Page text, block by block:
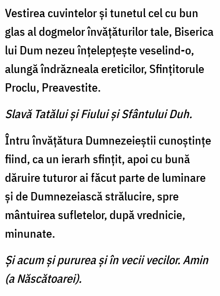
Vestirea cuvintelor şi tunetul cel cu bun
glas al dogmelor învăţăturilor tale, Biserica
lui Dum nezeu înţelepţeşte veselind-o,
alungă îndrăzneala ereticilor, Sfinţitorule
Proclu, Preavestite.
Slavă Tatălui şi Fiului şi Sfântului Duh.
Întru învăţătura Dumnezeieştii cunoştinţe
fiind, ca un ierarh sfinţit, apoi cu bună
dăruire tuturor ai făcut parte de luminare
şi de Dumnezeiască strălucire, spre
mântuirea sufletelor, după vrednicie,
minunate.
Şi acum şi pururea şi în vecii vecilor. Amin
(a Născătoarei).